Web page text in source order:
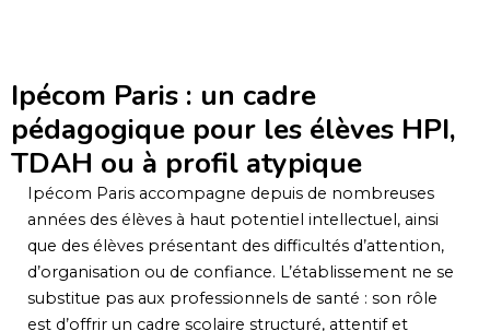
Ipécom Paris : un cadre
pédagogique pour les élèves HPI,
TDAH ou à profil atypique
Ipécom Paris accompagne depuis de nombreuses
années des élèves à haut potentiel intellectuel, ainsi
que des élèves présentant des difficultés d’attention,
d’organisation ou de confiance. L’établissement ne se
substitue pas aux professionnels de santé : son rôle
est d’offrir un cadre scolaire structuré, attentif et